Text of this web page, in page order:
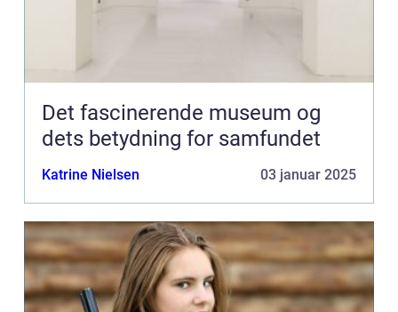
Det fascinerende museum og
dets betydning for samfundet
Katrine Nielsen 03 januar 2025